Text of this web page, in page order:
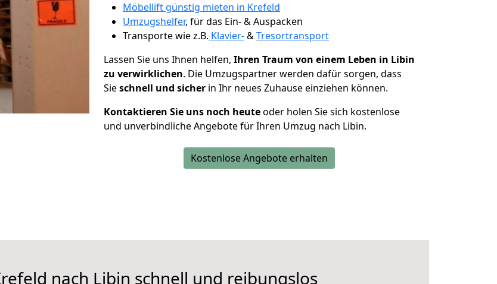
Möbellift günstig mieten in Krefeld
Umzugshelfer, für das Ein- & Auspacken
Transporte wie z.B. Klavier-&Tresortransport
Lassen Sie uns Ihnen helfen, Ihren Traum von einem Leben in Libin
zu verwirklichen. Die Umzugspartner werden dafür sorgen, dass
Sieschnell und sicher in Ihr neues Zuhause einziehen können.
Kontaktieren Sie uns noch heuteoder holen Sie sich kostenlose
und unverbindliche Angebote für Ihren Umzug nach Libin.
Kostenlose Angebote erhalten
nach Libin schnell und reibungslos